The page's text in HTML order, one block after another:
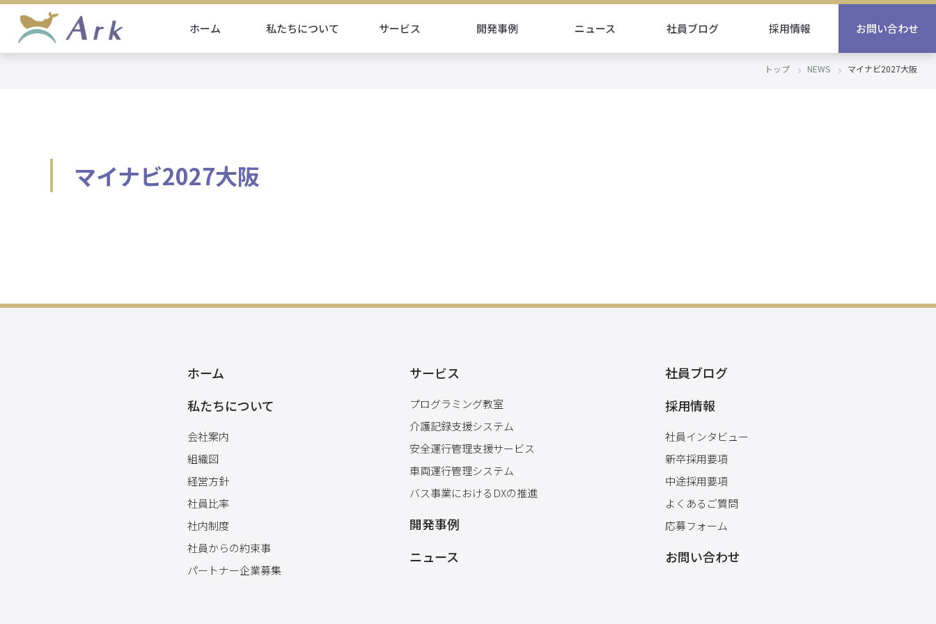
ホーム 私たちについて サービス 開発事例 ニュース 社員ブログ 採用情報 お問い合わせ
トップ NEWS マイナビ2027大阪
マイナビ2027大阪
ホーム
私たちについて
会社案内
組織図
経営方針
社員比率
社内制度
社員からの約束事
パートナー企業募集
サービス
プログラミング教室
介護記録支援システム
安全運行管理支援サービス
車両運行管理システム
バス事業におけるDXの推進
開発事例
ニュース
社員ブログ
採用情報
社員インタビュー
新卒採用要項
中途採用要項
よくあるご質問
応募フォーム
お問い合わせ